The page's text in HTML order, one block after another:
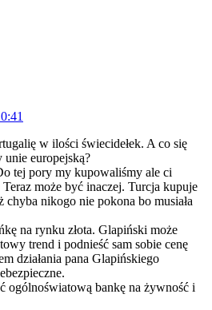
w ilości świecidełek. A co się
unie europejską?
tej pory my kupowaliśmy ale ci
może być inaczej. Turcja kupuje
chyba nikogo nie pokona bo musiała
na rynku złota. Glapiński może
trend i podnieść sam sobie cenę
działania pana Glapińskiego
ogólnoświatową bankę na żywność i